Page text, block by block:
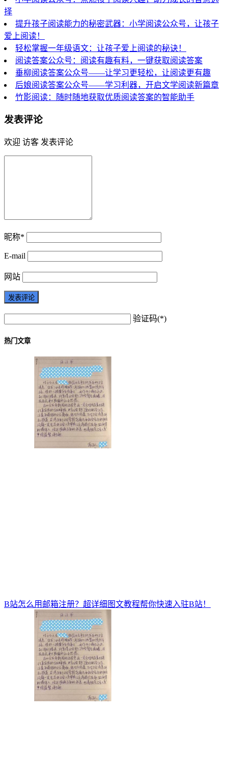
择
提升孩子阅读能力的秘密武器：小学阅读公众号，让孩子
爱上阅读！
轻松掌握一年级语文：让孩子爱上阅读的秘诀！
阅读答案公众号：阅读有趣有料，一键获取阅读答案
垂柳阅读答案公众号——让学习更轻松，让阅读更有趣
后娘阅读答案公众号——学习利器，开启文学阅读新篇章
竹影阅读：随时随地获取优质阅读答案的智能助手
发表评论
欢迎 访客 发表评论
昵称*
E-mail
网站
验证码(*)
热门文章
B站怎么用邮箱注册？超详细图文教程帮你快速入驻B站！